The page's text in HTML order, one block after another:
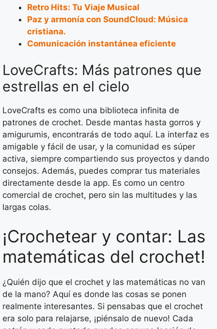
Retro Hits: Tu Viaje Musical
Paz y armonía con SoundCloud: Música
cristiana.
Comunicación instantánea eficiente
LoveCrafts: Más patrones que
estrellas en el cielo
LoveCrafts es como una biblioteca infinita de
patrones de crochet. Desde mantas hasta gorros y
amigurumis, encontrarás de todo aquí. La interfaz es
amigable y fácil de usar, y la comunidad es súper
activa, siempre compartiendo sus proyectos y dando
consejos. Además, puedes comprar tus materiales
directamente desde la app. Es como un centro
comercial de crochet, pero sin las multitudes y las
largas colas.
¡Crochetear y contar: Las
matemáticas del crochet!
¿Quién dijo que el crochet y las matemáticas no van
de la mano? Aquí es donde las cosas se ponen
realmente interesantes. Si pensabas que el crochet
era solo para relajarse, ¡piénsalo de nuevo! Cada